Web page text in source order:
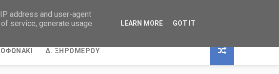
Δ. ΞΗΡΟΜΕΡΟΥ
address and user-agent
service, generate usage
LEARN MORE GOT IT